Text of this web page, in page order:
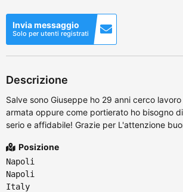
Invia messaggio
Solo per utenti registrati
Descrizione
Salve sono Giuseppe ho 29 anni cerco
armata oppure come portierato ho bisogno
serio e affidabile! Grazie per L'attenzione
Posizione
Napoli
Napoli
Italy